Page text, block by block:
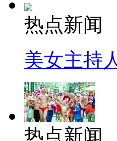
热点新闻
美女主持
热点新闻